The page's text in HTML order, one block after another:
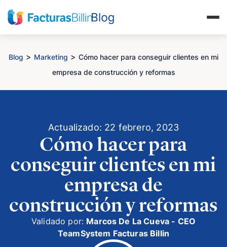
Blog > Marketing > Cómo hacer para conseguir clientes en mi
empresa de construcción y reformas
Actualizado: 22 febrero, 2023
Cómo hacer para
conseguir clientes en mi
empresa de
construcción y reformas
Validado por: Marcos De La Cueva - CEO
TeamSystem Facturas Billin